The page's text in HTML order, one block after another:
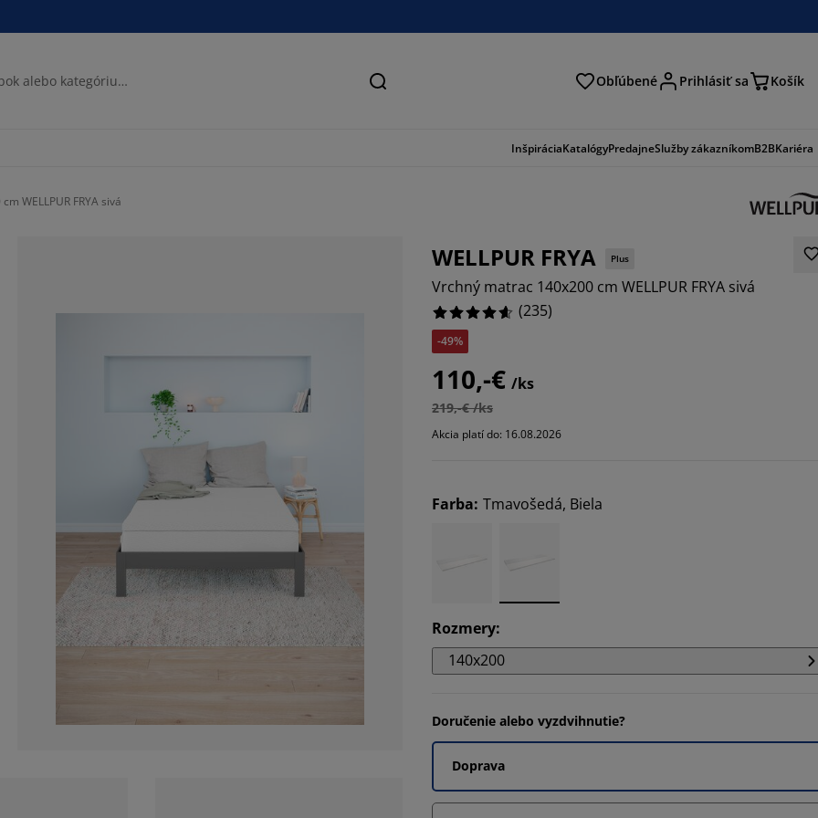
Hľadať Obľúbené Prihlásiť sa Košík
InšpiráciaKatalógyPredajneSlužby zákazníkomB2BKariéra
WELLPUR FRYA sivá
WELLPUR FRYA Plus
Vrchný matrac 140x200 cm WELLPUR FRYA sivá
(235)
-49%
110,-€ /ks
219,-€ /ks
Akcia platí do: 16.08.2026
Farba: Tmavošedá, Biela
Rozmery:
140x200
Doručenie alebo vyzdvihnutie?
Doprava
13.191489361702127%
2.9787234042553195%
3.829787234042553%